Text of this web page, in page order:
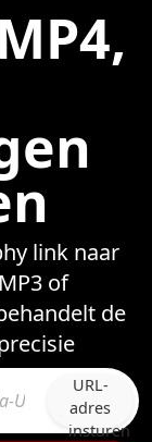
link naar
of
de
URL-
adres
insturen